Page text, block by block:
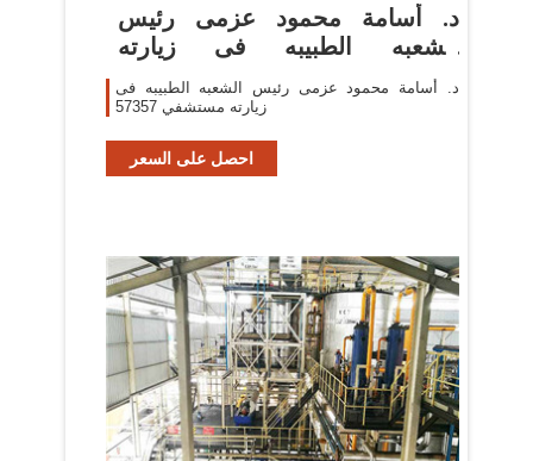
د. أسامة محمود عزمى رئيس
الشعبه الطبيبه فى زيارته
مستشفي 57357
د. أسامة محمود عزمى رئيس الشعبه الطبيبه فى
زيارته مستشفي 57357
احصل على السعر